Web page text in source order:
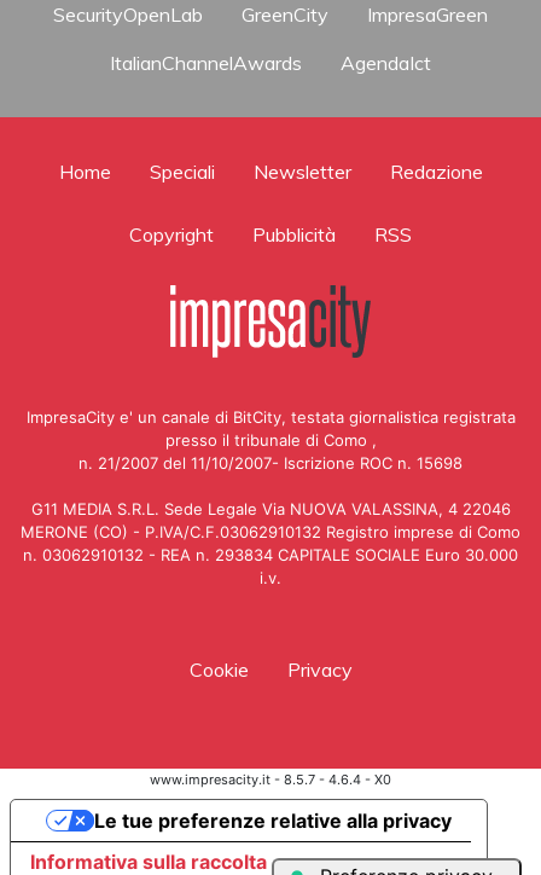
SecurityOpenLab
GreenCity
ImpresaGreen
ItalianChannelAwards
AgendaIct
Home Speciali Newsletter Redazione
Copyright Pubblicità RSS
ImpresaCity e' un canale di BitCity, testata giornalistica registrata
presso il tribunale di Como ,
n. 21/2007 del 11/10/2007- Iscrizione ROC n. 15698
G11 MEDIA S.R.L. Sede Legale Via NUOVA VALASSINA, 4 22046
MERONE (CO) - P.IVA/C.F.03062910132 Registro imprese di Como
n. 03062910132 - REA n. 293834 CAPITALE SOCIALE Euro 30.000
i.v.
Cookie Privacy
www.impresacity.it - 8.5.7 - 4.6.4 - X0
Informativa sulla raccolta
Le tue preferenze relative alla privacy